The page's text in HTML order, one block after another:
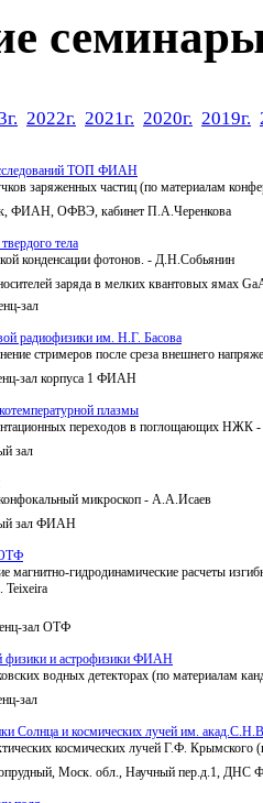
2022г. 2021г. 2020г. 2019г.
ТОП ФИАН
заряженных частиц (по материалам
ФИАН, ОФВЭ, кабинет П.А.Черенкова
тела
конденсации фотонов. - Д.Н.Собьянин
заряда в мелких квантовых
зал
радиофизики им. Н.Г. Басова
стримеров после среза внешнего
зал корпуса 1 ФИАН
плазмы
переходов в поглощающих
зал
микроскоп - А.А.Исаев
зал ФИАН
ОТФ
магнитно-гидродинамические расчеты
Teixeira
зал ОТФ
физики и астрофизики ФИАН
водных детекторах (по материалам
зал
Солнца и космических лучей им.
космических лучей Г.Ф.
Моск. обл., Научный пер.д.1,